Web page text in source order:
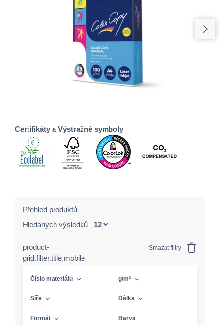
Certifikáty a Výstražné symboly
Přehled produktů
Hledaných výsledků
product-
grid.filter.title.mobile
Smazat filtry
Číslo materiálu g/m²
Šíře Délka
Formát Barva